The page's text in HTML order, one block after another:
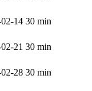
30 min
30 min
30 min